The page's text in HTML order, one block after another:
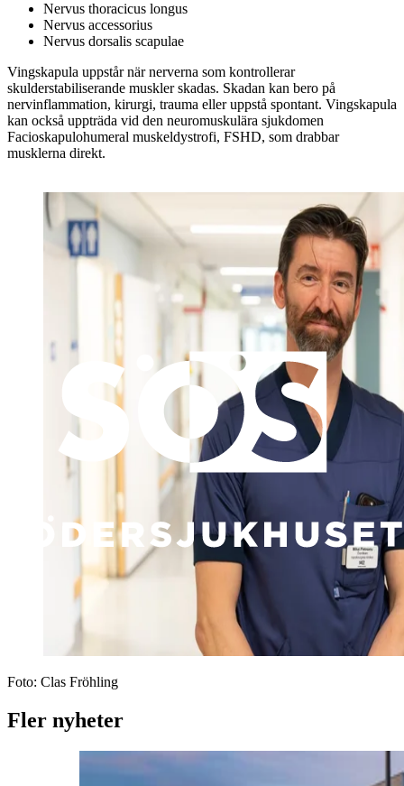
Nervus thoracicus longus
Nervus accessorius
Nervus dorsalis scapulae
Vingskapula uppstår när nerverna som kontrollerar
skulderstabiliserande muskler skadas. Skadan kan bero på
nervinflammation, kirurgi, trauma eller uppstå spontant. Vingskapula
kan också uppträda vid den neuromuskulära sjukdomen
Facioskapulohumeral muskeldystrofi, FSHD, som drabbar
musklerna direkt.
Foto: Clas Fröhling
Fler nyheter